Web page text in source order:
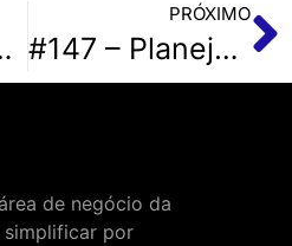
no cliente
PRÓXIMO
#147 – Planejamento Estratégico e Ferramentas para tirá-lo do papel
de negócio da
simplificar por